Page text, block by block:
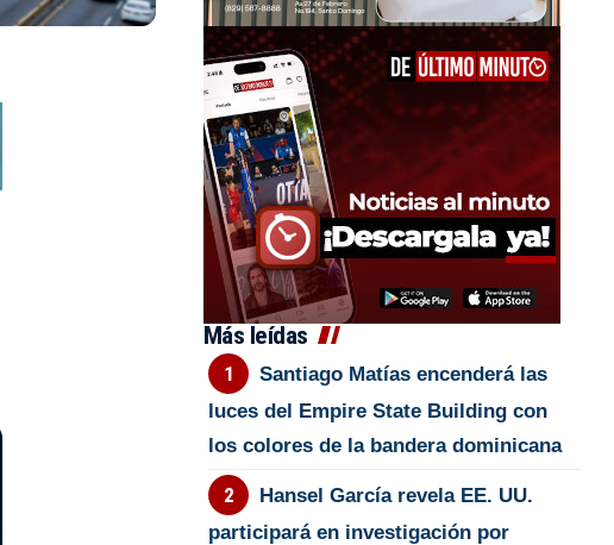
Más leídas
Santiago Matías encenderá las
luces del Empire State Building con
los colores de la bandera dominicana
Hansel García revela EE. UU.
participará en investigación por